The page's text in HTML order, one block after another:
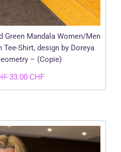
Green Mandala Women/Men
Shirt, design by Doreya
– (Copie)
Le
prix
39.00 CHF.
33.00 CHFLe
prix
33.00 CHF.